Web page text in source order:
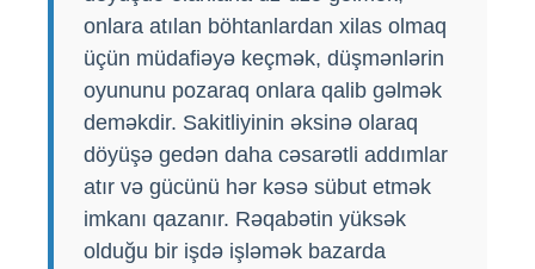
onlara atılan böhtanlardan xilas olmaq
üçün müdafiəyə keçmək, düşmənlərin
oyununu pozaraq onlara qalib gəlmək
deməkdir. Sakitliyinin əksinə olaraq
döyüşə gedən daha cəsarətli addımlar
atır və gücünü hər kəsə sübut etmək
imkanı qazanır. Rəqabətin yüksək
olduğu bir işdə işləmək bazarda